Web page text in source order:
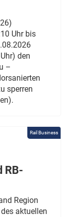
Uhr bis
den
–
sperren
Rail Business
RB-
Region
aktuellen